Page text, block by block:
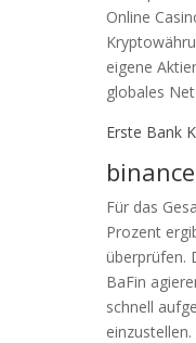
Online
eigene
globales
Erste Bank
Für das
Prozent
überprüfen.
BaFin
schnell